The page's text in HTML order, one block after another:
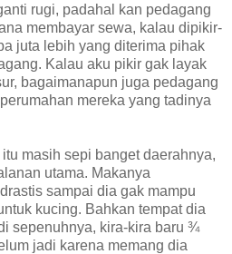
rugi, padahal kan pedagang
membayar sewa, kalau dipikir-
juta lebih yang diterima pihak
Kalau aku pikir gak layak
bagaimanapun juga pedagang
mereka yang tadinya
masih sepi banget daerahnya,
utama. Makanya
sampai dia gak mampu
kucing. Bahkan tempat dia
sepenuhnya, kira-kira baru ¾
jadi karena memang dia